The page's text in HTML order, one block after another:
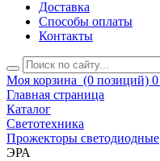
Доставка
Способы оплаты
Контакты
Моя корзина (0 позиций) 0
Главная страница
Каталог
Светотехника
Прожекторы светодиодные
ЭРА